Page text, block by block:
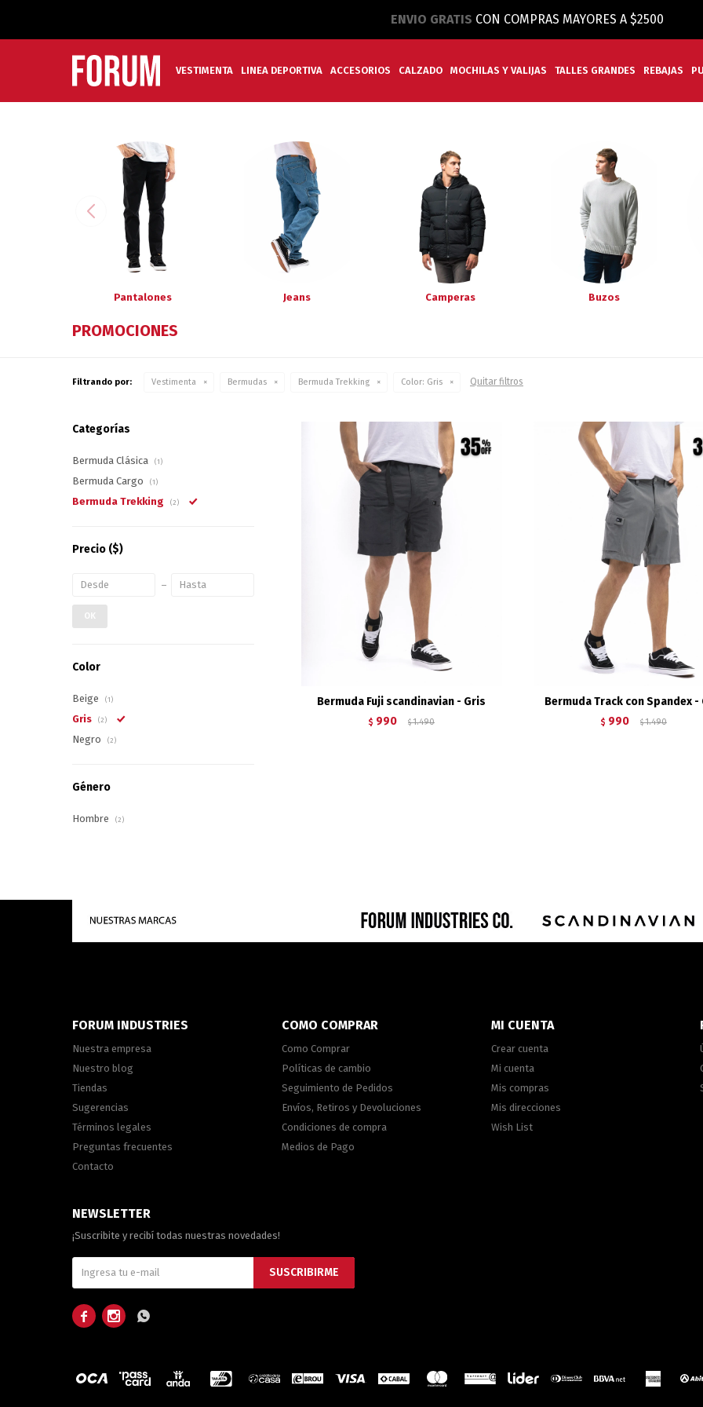
ENVIO GRATIS CON COMPRAS MAYORES A $2500
VESTIMENTA LINEA DEPORTIVA ACCESORIOS CALZADO MOCHILAS Y VALIJAS TALLES GRANDES REBAJAS
Pantalones Jeans Camperas Buzos
PROMOCIONES
Filtrando por: Vestimenta Bermudas Bermuda Trekking Color: Gris Quitar filtros
Bermuda Fuji scandinavian - Gris
$ 990 $ 1.490
Bermuda Track con Spandex -
$ 990 $ 1.490
Categorías
Bermuda Clásica (1)
Bermuda Cargo (1)
Bermuda Trekking (2)
Precio ($)
OK
Color
Beige (1)
Gris (2)
Negro (2)
Género
Hombre (2)
FORUM INDUSTRIES
Nuestra empresa
Nuestro blog
Tiendas
Sugerencias
Términos legales
Preguntas frecuentes
Contacto
COMO COMPRAR
Como Comprar
Políticas de cambio
Seguimiento de Pedidos
Envíos, Retiros y Devoluciones
Condiciones de compra
Medios de Pago
MI CUENTA
Crear cuenta
Mi cuenta
Mis compras
Mis direcciones
Wish List
NEWSLETTER
¡Suscribite y recibí todas nuestras novedades!
SUSCRIBIRME
  